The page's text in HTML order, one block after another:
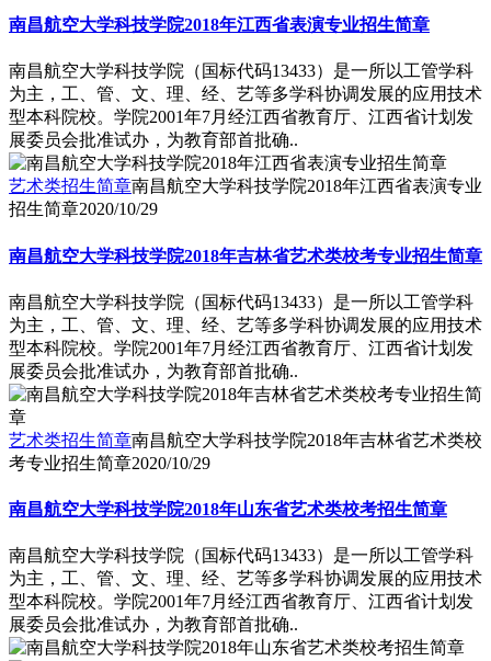
南昌航空大学科技学院2018年江西省表演专业招生简章
南昌航空大学科技学院（国标代码13433）是一所以工管学科
为主，工、管、文、理、经、艺等多学科协调发展的应用技术
型本科院校。学院2001年7月经江西省教育厅、江西省计划发
展委员会批准试办，为教育部首批确..
艺术类招生简章南昌航空大学科技学院2018年江西省表演专业
招生简章2020/10/29
南昌航空大学科技学院2018年吉林省艺术类校考专业招生简章
南昌航空大学科技学院（国标代码13433）是一所以工管学科
为主，工、管、文、理、经、艺等多学科协调发展的应用技术
型本科院校。学院2001年7月经江西省教育厅、江西省计划发
展委员会批准试办，为教育部首批确..
艺术类招生简章南昌航空大学科技学院2018年吉林省艺术类校
考专业招生简章2020/10/29
南昌航空大学科技学院2018年山东省艺术类校考招生简章
南昌航空大学科技学院（国标代码13433）是一所以工管学科
为主，工、管、文、理、经、艺等多学科协调发展的应用技术
型本科院校。学院2001年7月经江西省教育厅、江西省计划发
展委员会批准试办，为教育部首批确..